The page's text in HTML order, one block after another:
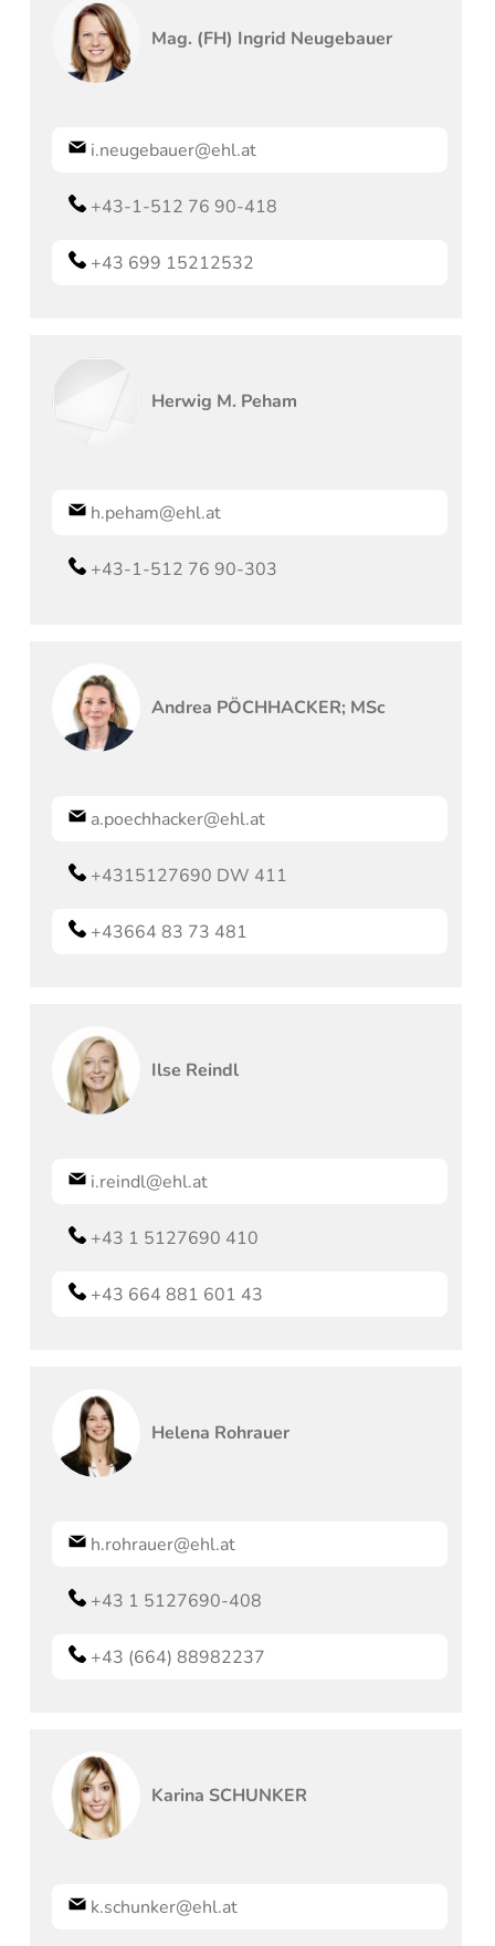
Mag. (FH) Ingrid Neugebauer
i.neugebauer@ehl.at
+43-1-512 76 90-418
+43 699 15212532
Herwig M. Peham
h.peham@ehl.at
+43-1-512 76 90-303
Andrea PÖCHHACKER; MSc
a.poechhacker@ehl.at
+4315127690 DW 411
+43664 83 73 481
Ilse Reindl
i.reindl@ehl.at
+43 1 5127690 410
+43 664 881 601 43
Helena Rohrauer
h.rohrauer@ehl.at
+43 1 5127690-408
+43 (664) 88982237
Karina SCHUNKER
k.schunker@ehl.at